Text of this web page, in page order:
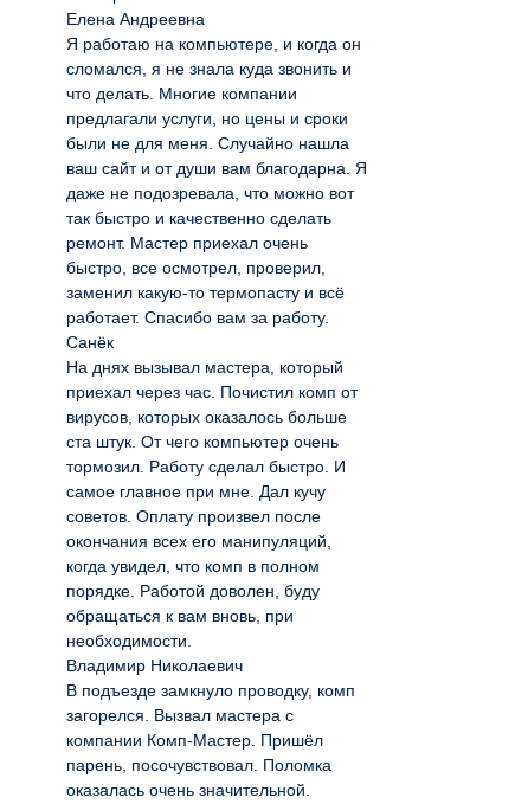
Елена Андреевна
Я работаю на компьютере, и когда он
сломался, я не знала куда звонить и
что делать. Многие компании
предлагали услуги, но цены и сроки
были не для меня. Случайно нашла
ваш сайт и от души вам благодарна. Я
даже не подозревала, что можно вот
так быстро и качественно сделать
ремонт. Мастер приехал очень
быстро, все осмотрел, проверил,
заменил какую-то термопасту и всё
работает. Спасибо вам за работу.
Санёк
На днях вызывал мастера, который
приехал через час. Почистил комп от
вирусов, которых оказалось больше
ста штук. От чего компьютер очень
тормозил. Работу сделал быстро. И
самое главное при мне. Дал кучу
советов. Оплату произвел после
окончания всех его манипуляций,
когда увидел, что комп в полном
порядке. Работой доволен, буду
обращаться к вам вновь, при
необходимости.
Владимир Николаевич
В подъезде замкнуло проводку, комп
загорелся. Вызвал мастера с
компании Комп-Мастер. Пришёл
парень, посочувствовал. Поломка
оказалась очень значительной.